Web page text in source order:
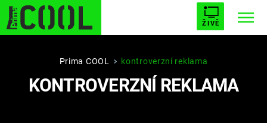
ŽIVĚ
STARHOUSE BUFFY, PŘEMOŽITELKA UPÍRŮ
ESCAPE PLNEJ KOTEL AVENGERS 5
Prima COOL kontroverzní reklama
KONTROVERZNÍ REKLAMA